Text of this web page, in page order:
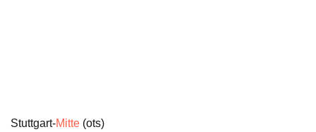
Stuttgart-Mitte (ots)